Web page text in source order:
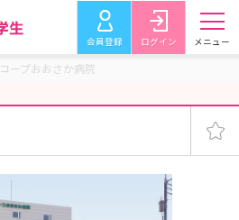
会員登録 ログイン メニュー
コープおおさか病院